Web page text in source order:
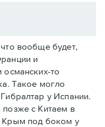
вообще будет,
и
османских-то
Такое могло
у Испании.
позже с Китаем в
Крым под боком у